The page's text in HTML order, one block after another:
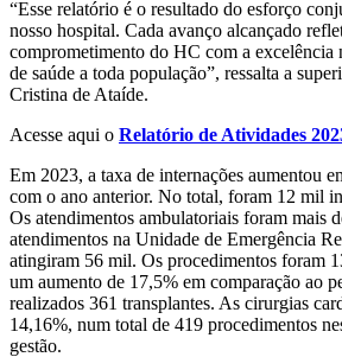
“Esse relatório é o resultado do esforço
nosso hospital. Cada avanço alcançado
comprometimento do HC com a excelência
de saúde a toda população”, ressalta a
Cristina de Ataíde.
Acesse aqui o Relatório de Atividades
Em 2023, a taxa de internações aumentou
com o ano anterior. No total, foram 12 mil
Os atendimentos ambulatoriais foram mais
atendimentos na Unidade de Emergência
atingiram 56 mil. Os procedimentos foram
um aumento de 17,5% em comparação ao
realizados 361 transplantes. As cirurgias
14,16%, num total de 419 procedimentos
gestão.